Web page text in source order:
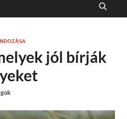
jól bírják